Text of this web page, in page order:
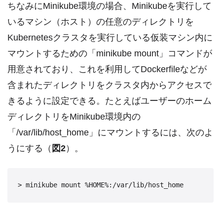
ちなみにMinikube環境の場合、Minikubeを実行して
いるマシン（ホスト）の任意のディレクトリを
Kubernetesクラスタを実行している仮装マシン内に
マウントするための「minikube mount」コマンドが
用意されており、これを利用してDockerfileなどが
含まれたディレクトリをクラスタ内からアクセスで
きるように設定できる。たとえばユーザーのホーム
ディレクトリをMinikube環境内の
「/var/lib/host_home」にマウントするには、次のよ
うにする（ 図2）。